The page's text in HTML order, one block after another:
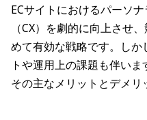
ECサイトにおけるパーソ
（CX）を劇的に向上させ
めて有効な戦略です。し
トや運用上の課題も伴いま
その主なメリットとデメリ